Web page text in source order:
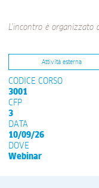
L’incontro è organizzato
Attività esterna
CODICE CORSO
3001
CFP
3
DATA
10/09/26
DOVE
Webinar